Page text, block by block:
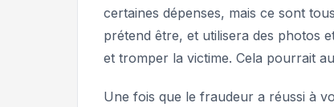
certaines dépenses, mais ce sont
prétend être, et utilisera des photos
et tromper la victime. Cela pourrait
Une fois que le fraudeur a réussi à